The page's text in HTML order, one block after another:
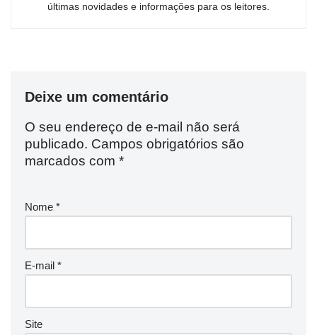
últimas novidades e informações para os leitores.
Deixe um comentário
O seu endereço de e-mail não será
publicado. Campos obrigatórios são
marcados com *
Nome *
E-mail *
Site